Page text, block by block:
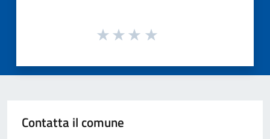
Contatta il comune